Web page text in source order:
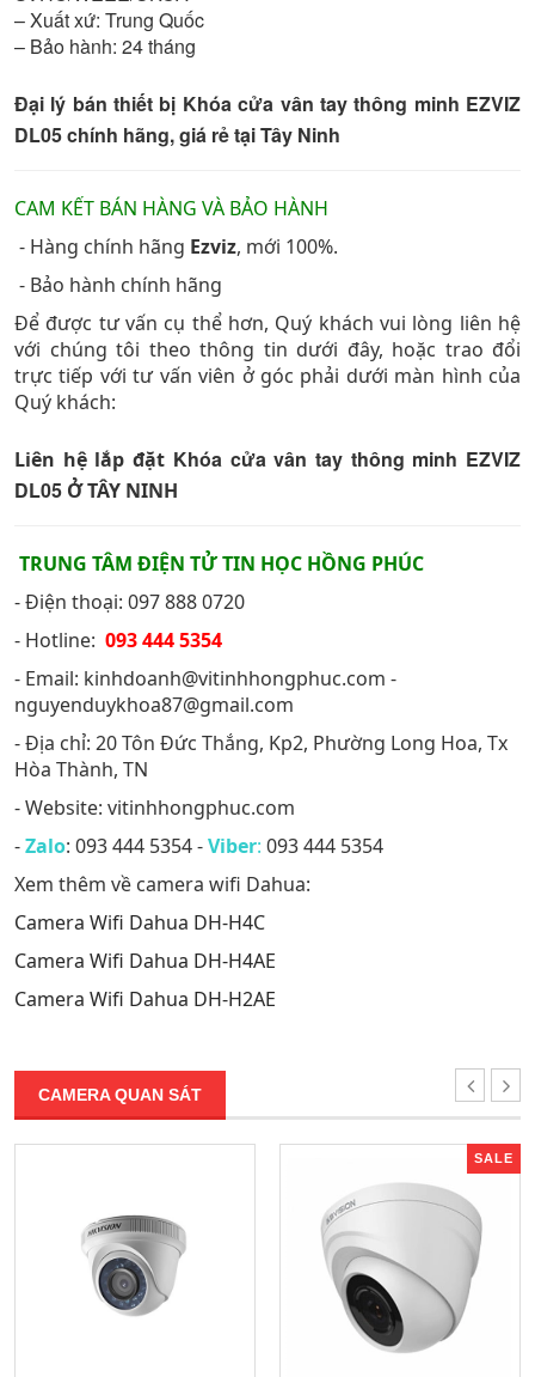
– Xuất xứ: Trung Quốc
– Bảo hành: 24 tháng
Đại lý bán thiết bị Khóa cửa vân tay thông minh EZVIZ
DL05 chính hãng, giá rẻ tại Tây Ninh
CAM KẾT BÁN HÀNG VÀ BẢO HÀNH
- Hàng chính hãng Ezviz, mới 100%.
- Bảo hành chính hãng
Để được tư vấn cụ thể hơn, Quý khách vui lòng liên hệ
với chúng tôi theo thông tin dưới đây, hoặc trao đổi
trực tiếp với tư vấn viên ở góc phải dưới màn hình của
Quý khách:
Liên hệ lắp đặt Khóa cửa vân tay thông minh EZVIZ
DL05 Ở TÂY NINH
TRUNG TÂM ĐIỆN TỬ TIN HỌC HỒNG PHÚC
- Điện thoại: 097 888 0720
- Hotline: 093 444 5354
- Email: kinhdoanh@vitinhhongphuc.com -
nguyenduykhoa87@gmail.com
- Địa chỉ: 20 Tôn Đức Thắng, Kp2, Phường Long Hoa, Tx
Hòa Thành, TN
- Website: vitinhhongphuc.com
-Zalo: 093 444 5354 -Viber: 093 444 5354
Xem thêm về camera wifi Dahua:
Camera Wifi Dahua DH-H4C
Camera Wifi Dahua DH-H4AE
Camera Wifi Dahua DH-H2AE
CAMERA QUAN SÁT
SALE